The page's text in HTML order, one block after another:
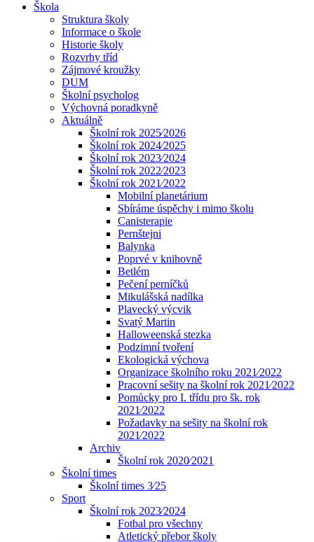
Škola
Struktura školy
Informace o škole
Historie školy
Rozvrhy tříd
Zájmové kroužky
DUM
Školní psycholog
Výchovná poradkyně
Aktuálně
Školní rok 2025⁄2026
Školní rok 2024⁄2025
Školní rok 2023⁄2024
Školní rok 2022⁄2023
Školní rok 2021⁄2022
Mobilní planetárium
Sbíráme úspěchy i mimo školu
Canisterapie
Pernštejni
Balynka
Poprvé v knihovně
Betlém
Pečení perníčků
Mikulášská nadílka
Plavecký výcvik
Svatý Martin
Halloweenská stezka
Podzimní tvoření
Ekologická výchova
Organizace školního roku 2021⁄2022
Pracovní sešity na školní rok 2021⁄2022
Pomůcky pro I. třídu pro šk. rok
2021⁄2022
Požadavky na sešity na školní rok
2021⁄2022
Archiv
Školní rok 2020⁄2021
Školní times
Školní times 3⁄25
Sport
Školní rok 2023⁄2024
Fotbal pro všechny
Atletický přebor školy